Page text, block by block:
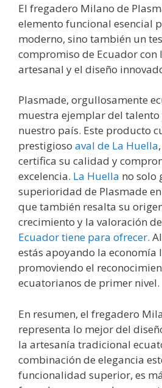
El fregadero Milano de
elemento funcional esencial
moderno, sino también un
compromiso de Ecuador con
artesanal y el diseño
Plasmade, orgullosamente
muestra ejemplar del talento
nuestro país. Este producto
prestigioso aval de La Huella
certifica su calidad y
excelencia. La Huella no solo
superioridad de Plasmade
que también resalta su
crecimiento y la valoración de
Ecuador tiene para ofrecer.
estás apoyando la economía
promoviendo el
ecuatorianos de primer nivel.
En resumen, el fregadero
representa lo mejor del
la artesanía tradicional
combinación de elegancia
funcionalidad superior, es